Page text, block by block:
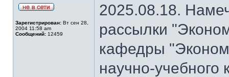
Зарегистрирован: Вт сен 28,
2004 11:58 am
Сообщений: 12459
2025.08.18.
рассылки
кафедры
научно-